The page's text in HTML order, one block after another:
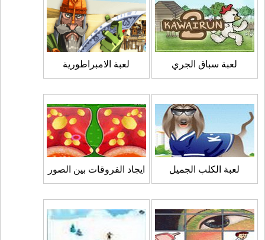
لعبة سباق الجري لعبة الامبراطورية
لعبة الكلب الجميل ايجاد الفروقات بين الصور